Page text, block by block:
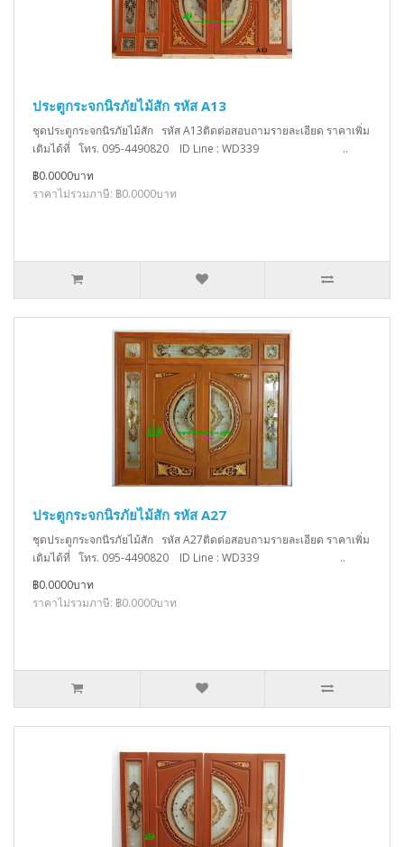
ประตูกระจกนิรภัยไม้สัก รหัส A13
ชุดประตูกระจกนิรภัยไม้สัก รหัส A13ติดต่อสอบถามรายละเอียด ราคาเพิ่ม
เติมได้ที่ โทร. 095-4490820 ID Line : WD339 ..
฿0.0000บาท
ราคาไม่รวมภาษี: ฿0.0000บาท
ประตูกระจกนิรภัยไม้สัก รหัส A27
ชุดประตูกระจกนิรภัยไม้สัก รหัส A27ติดต่อสอบถามรายละเอียด ราคาเพิ่ม
เติมได้ที่ โทร. 095-4490820 ID Line : WD339 ..
฿0.0000บาท
ราคาไม่รวมภาษี: ฿0.0000บาท